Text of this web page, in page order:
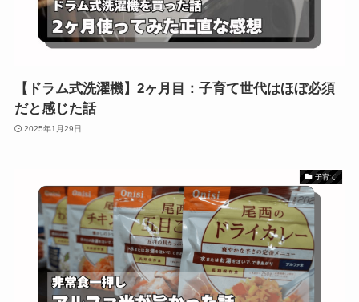
【ドラム式洗濯機】2ヶ月目：子育て世代はほぼ必須
だと感じた話
2025年1月29日
子育て